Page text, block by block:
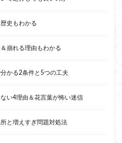
史もわかる
崩れる理由もわかる
かる2条件と5つの工夫
い4理由＆花言葉が怖い迷信
と増えすぎ問題対処法